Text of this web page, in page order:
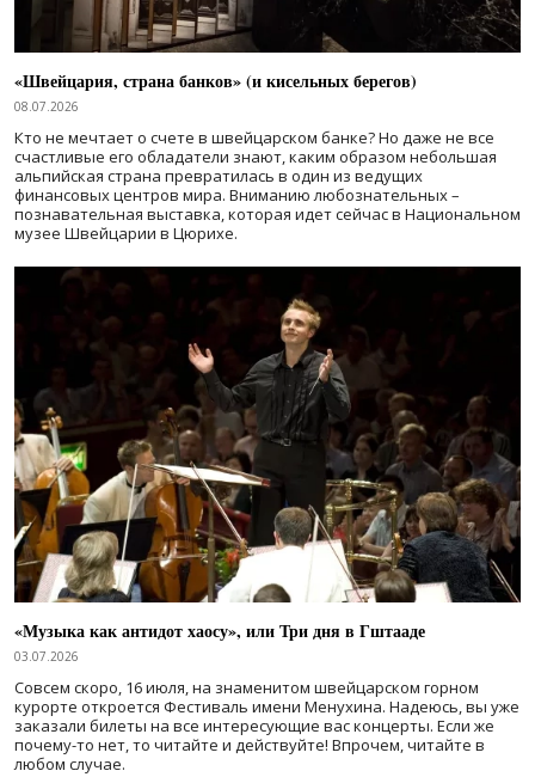
«Швейцария, страна банков» (и кисельных берегов)
08.07.2026
Кто не мечтает о счете в швейцарском банке? Но даже не все
счастливые его обладатели знают, каким образом небольшая
альпийская страна превратилась в один из ведущих
финансовых центров мира. Вниманию любознательных –
познавательная выставка, которая идет сейчас в Национальном
музее Швейцарии в Цюрихе.
«Музыка как антидот хаосу», или Три дня в Гштааде
03.07.2026
Совсем скоро, 16 июля, на знаменитом швейцарском горном
курорте откроется Фестиваль имени Менухина. Надеюсь, вы уже
заказали билеты на все интересующие вас концерты. Если же
почему-то нет, то читайте и действуйте! Впрочем, читайте в
любом случае.